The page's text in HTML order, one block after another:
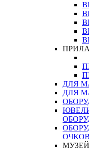
ДЛЯ
ДЛЯ
ОЧКОВ